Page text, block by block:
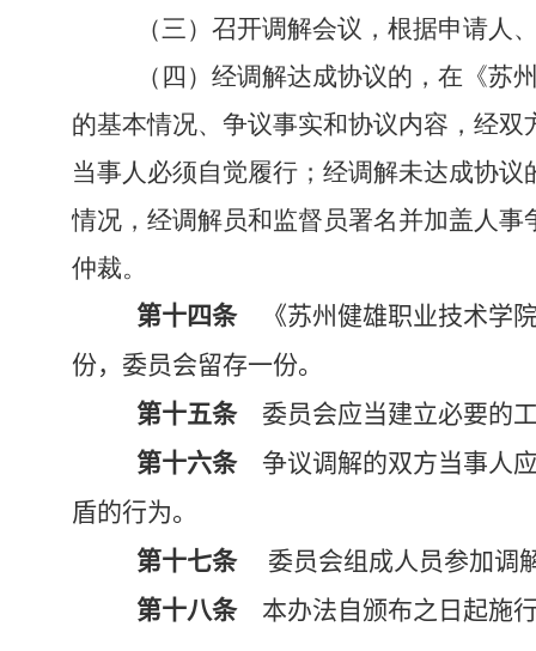
（三）召开调解会议，根据申请人
（四）经调解达成协议的，在《
的基本情况、争议事实和协议内容，经
当事人必须自觉履行；经调解未达成协
情况，经调解员和监督员署名并加盖人
仲裁。
第十四条《苏州健雄职业技术学院
份，委员会留存一份。
第十五条委员会应当建立必要的工
第十六条争议调解的双方当事人应
盾的行为。
第十七条 委员会组成人员参加调
第十八条本办法自颁布之日起施